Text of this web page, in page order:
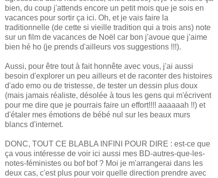
bien, du coup j'attends encore un petit mois que je sois en
vacances pour sortir ça ici. Oh, et je vais faire la
traditionnelle (de cette si vieille tradition qui a trois ans) note
sur un film de vacances de Noël car bon j'avoue que j'aime
bien hé ho (je prends d'ailleurs vos suggestions !!!).
Aussi, pour être tout à fait honnête avec vous, j'ai aussi
besoin d'explorer un peu ailleurs et de raconter des histoires
d'ado emo ou de tristesse, de tester un dessin plus doux
(mais jamais réaliste, désolée à tous les gens qui m'écrivent
pour me dire que je pourrais faire un effort!!!! aaaaaah !!) et
d'étaler mes émotions de bébé nul sur les beaux murs
blancs d'internet.
DONC, TOUT CE BLABLA INFINI POUR DIRE : est-ce que
ça vous intéresse de voir ici aussi mes BD-autres-que-les-
notes-féministes ou bof bof ? Moi je m'arrangerai dans les
deux cas, c'est plus pour voir quelle direction prendre avec